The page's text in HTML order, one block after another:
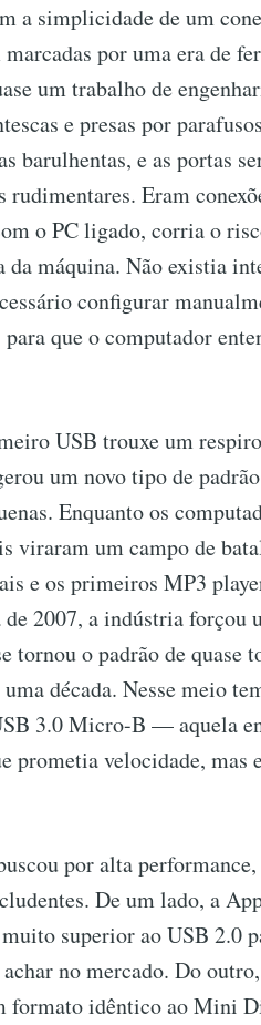
a simplicidade de um
por uma era de
um trabalho de
e presas por
barulhentas, e as portas
rudimentares. Eram
o PC ligado, corria o
máquina. Não existia
configurar
que o computador
USB trouxe um
um novo tipo de
Enquanto os
viraram um campo de
e os primeiros MP3
2007, a indústria forçou
o padrão de quase
década. Nesse meio
3.0 Micro-B — aquela
velocidade, mas
por alta
De um lado, a
superior ao USB 2.0
no mercado. Do
formato idêntico ao Mini